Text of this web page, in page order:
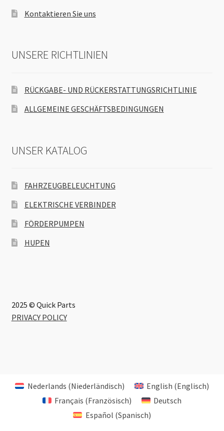
Kontaktieren Sie uns
UNSERE RICHTLINIEN
RÜCKGABE- UND RÜCKERSTATTUNGSRICHTLINIE
ALLGEMEINE GESCHÄFTSBEDINGUNGEN
UNSER KATALOG
FAHRZEUGBELEUCHTUNG
ELEKTRISCHE VERBINDER
FÖRDERPUMPEN
HUPEN
2025 © Quick Parts
PRIVACY POLICY
Nederlands (Niederländisch) English (Englisch)
Français (Französisch)
Deutsch
Español (Spanisch)